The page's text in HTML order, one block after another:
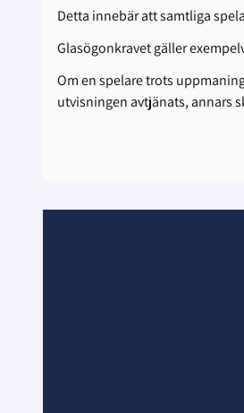
Detta innebär att samtliga
Glasögonkravet gäller
Om en spelare trots
utvisningen avtjänats, annars